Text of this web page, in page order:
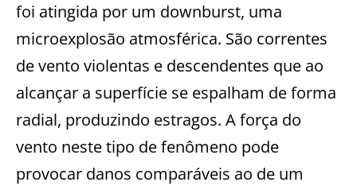
foi atingida por um downburst, uma
microexplosão atmosférica. São correntes
de vento violentas e descendentes que ao
alcançar a superfície se espalham de forma
radial, produzindo estragos. A força do
vento neste tipo de fenômeno pode
provocar danos comparáveis ao de um